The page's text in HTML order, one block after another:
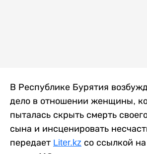
В Республике Бурятия
дело в отношении женщины,
пыталась скрыть смерть
сына и инсценировать
передает Liter.kz со ссылкой